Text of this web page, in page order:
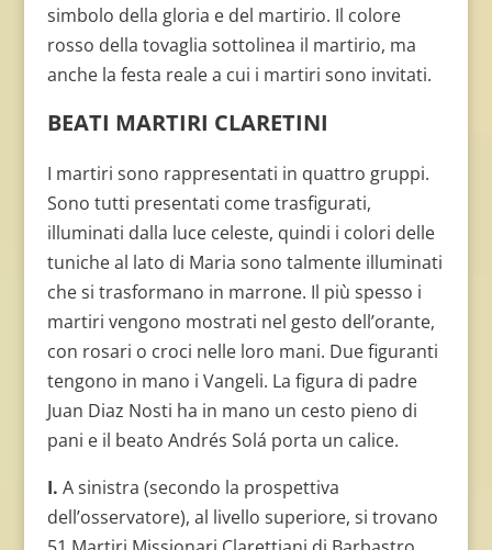
simbolo della gloria e del martirio. Il colore
rosso della tovaglia sottolinea il martirio, ma
anche la festa reale a cui i martiri sono invitati.
BEATI MARTIRI CLARETINI
I martiri sono rappresentati in quattro gruppi.
Sono tutti presentati come trasfigurati,
illuminati dalla luce celeste, quindi i colori delle
tuniche al lato di Maria sono talmente illuminati
che si trasformano in marrone. Il più spesso i
martiri vengono mostrati nel gesto dell’orante,
con rosari o croci nelle loro mani. Due figuranti
tengono in mano i Vangeli. La figura di padre
Juan Diaz Nosti ha in mano un cesto pieno di
pani e il beato Andrés Solá porta un calice.
I. A sinistra (secondo la prospettiva
dell’osservatore), al livello superiore, si trovano